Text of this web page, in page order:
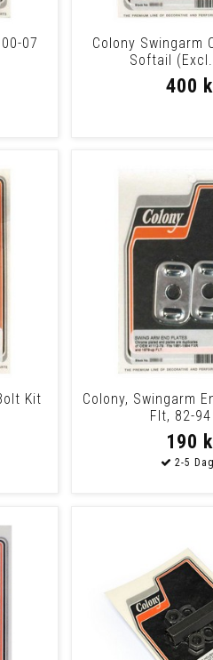
07
Colony Swingarm
Softail
400
Kit
Colony, Swingarm
Flt, 82-
190